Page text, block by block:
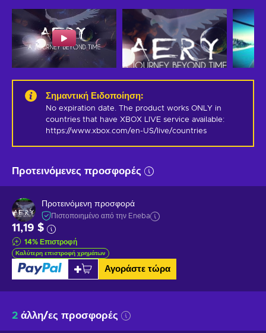
Σημαντική Ειδοποίηση:
No expiration date. The product works ONLY in
countries that have XBOX LIVE service available:
https://www.xbox.com/en-US/live/countries
Προτεινόμενες προσφορές
Προτεινόμενη προσφορά
Πιστοποιημένο από την Eneba
11,19 $
14% Επιστροφή
Καλύτερη επιστροφή χρημάτων
Αγοράστε τώρα
2 άλλη/ες προσφορές